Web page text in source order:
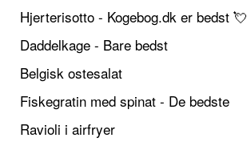
Hjerterisotto - Kogebog.dk er bedst 💘
Daddelkage - Bare bedst
Belgisk ostesalat
Fiskegratin med spinat - De bedste
Ravioli i airfryer